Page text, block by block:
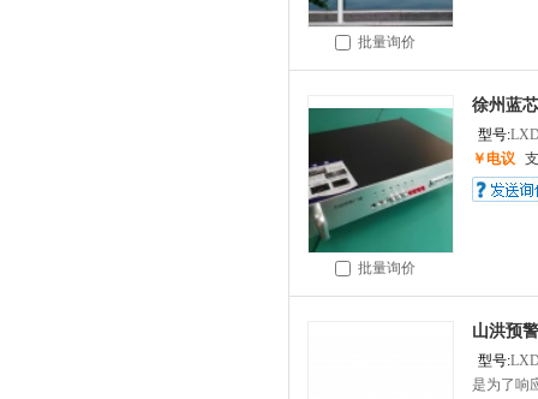
批量询价
批量询价
徐州蓝
型号:
￥电议
山洪预
型号:
是为了响